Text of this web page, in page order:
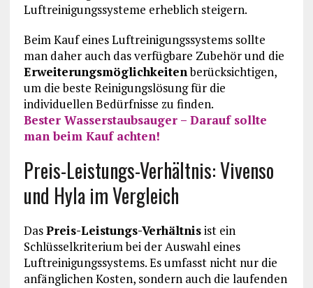
Luftreinigungssysteme erheblich steigern.
Beim Kauf eines Luftreinigungssystems sollte
man daher auch das verfügbare Zubehör und die
Erweiterungsmöglichkeitenberücksichtigen,
um die beste Reinigungslösung für die
individuellen Bedürfnisse zu finden.
Bester Wasserstaubsauger – Darauf sollte
man beim Kauf achten!
Preis-Leistungs-Verhältnis: Vivenso
und Hyla im Vergleich
DasPreis-Leistungs-Verhältnisist ein
Schlüsselkriterium bei der Auswahl eines
Luftreinigungssystems. Es umfasst nicht nur die
anfänglichen Kosten, sondern auch die laufenden